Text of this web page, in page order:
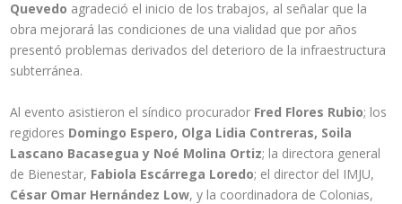
Quevedo agradeció el inicio de los trabajos, al señalar que la
obra mejorará las condiciones de una vialidad que por años
presentó problemas derivados del deterioro de la infraestructura
subterránea.
Al evento asistieron el síndico procurador Fred Flores Rubio; los
regidores Domingo Espero, Olga Lidia Contreras, Soila
Lascano Bacasegua y Noé Molina Ortiz; la directora general
de Bienestar, Fabiola Escárrega Loredo; el director del IMJU,
César Omar Hernández Low, y la coordinadora de Colonias,